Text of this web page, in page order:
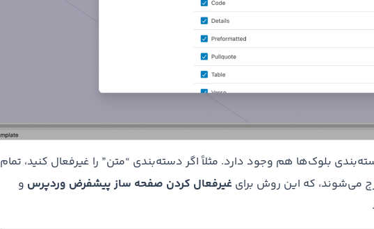
بلوک‌ها هم وجود دارد. مثلاً اگر دسته‌بندی “متن” را غیرفعال کنید، تمام
می‌شوند، که این روش برای غیرفعال کردن صفحه ساز پیشفرض وردپرس و